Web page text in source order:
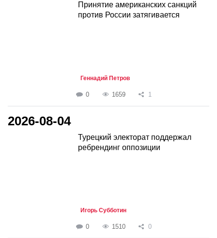
Принятие американских санкций
против России затягивается
Геннадий Петров
0 1659 1
2026-08-04
Турецкий электорат поддержал
ребрендинг оппозиции
Игорь Субботин
0 1510 0